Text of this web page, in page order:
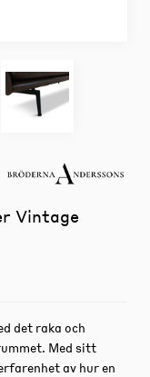
Vintage
det raka och
Med sitt
av hur en